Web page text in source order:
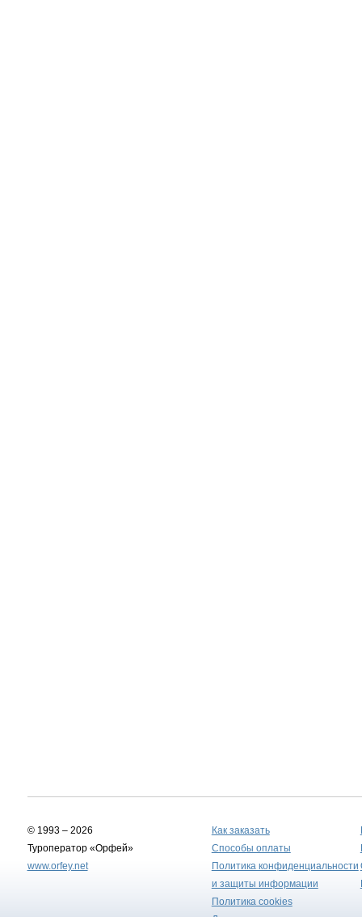
© 1993 – 2026
Туроператор «Орфей»
www.orfey.net
Как заказать
Способы оплаты
Политика конфиденциальности
и защиты информации
Политика cookies